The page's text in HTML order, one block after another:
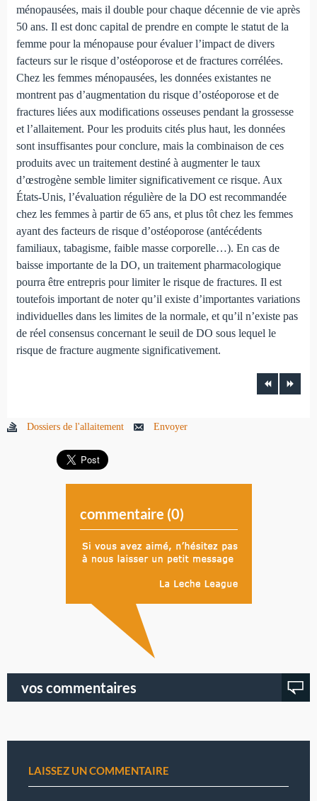
ménopausées, mais il double pour chaque décennie de vie après
50 ans. Il est donc capital de prendre en compte le statut de la
femme pour la ménopause pour évaluer l’impact de divers
facteurs sur le risque d’ostéoporose et de fractures corrélées.
Chez les femmes ménopausées, les données existantes ne
montrent pas d’augmentation du risque d’ostéoporose et de
fractures liées aux modifications osseuses pendant la grossesse
et l’allaitement. Pour les produits cités plus haut, les données
sont insuffisantes pour conclure, mais la combinaison de ces
produits avec un traitement destiné à augmenter le taux
d’œstrogène semble limiter significativement ce risque. Aux
États-Unis, l’évaluation régulière de la DO est recommandée
chez les femmes à partir de 65 ans, et plus tôt chez les femmes
ayant des facteurs de risque d’ostéoporose (antécédents
familiaux, tabagisme, faible masse corporelle…). En cas de
baisse importante de la DO, un traitement pharmacologique
pourra être entrepris pour limiter le risque de fractures. Il est
toutefois important de noter qu’il existe d’importantes variations
individuelles dans les limites de la normale, et qu’il n’existe pas
de réel consensus concernant le seuil de DO sous lequel le
risque de fracture augmente significativement.
Dossiers de l'allaitement Envoyer
commentaire (0)
vos commentaires
LAISSEZ UN COMMENTAIRE